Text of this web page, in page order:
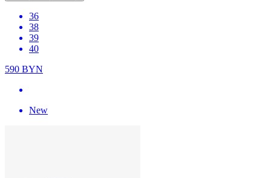
36
38
39
40
590 BYN
New